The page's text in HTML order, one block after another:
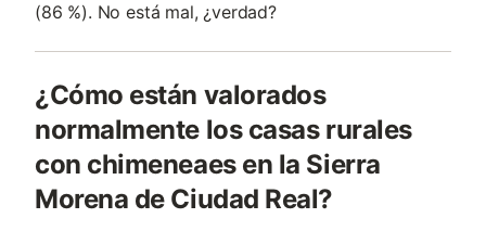
(86 %). No está mal, ¿verdad?
¿Cómo están valorados
normalmente los casas rurales
con chimeneaes en la Sierra
Morena de Ciudad Real?